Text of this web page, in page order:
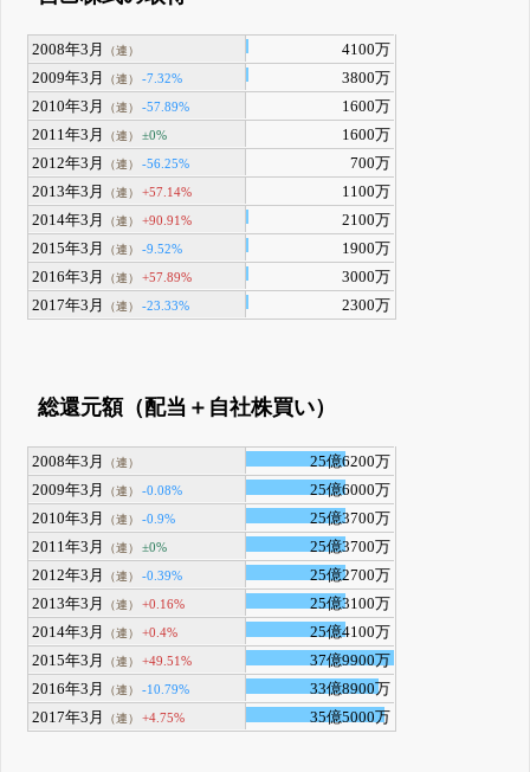
2008年3月 （連）
4100万
2009年3月
（連） -7.32%
3800万
2010年3月
（連） -57.89%
1600万
2011年3月
（連） ±0%
1600万
2012年3月
（連） -56.25%
700万
2013年3月
（連） +57.14%
1100万
2014年3月
（連） +90.91%
2100万
2015年3月
（連） -9.52%
1900万
2016年3月
（連） +57.89%
3000万
2017年3月
（連） -23.33% 2300万
総還元額（配当＋自社株買い）
2008年3月 （連）
25億6200万
2009年3月
（連） -0.08%
25億6000万
2010年3月
（連） -0.9%
25億3700万
2011年3月
（連） ±0%
25億3700万
2012年3月
（連） -0.39%
25億2700万
2013年3月
（連） +0.16%
25億3100万
2014年3月
（連） +0.4%
25億4100万
2015年3月
（連） +49.51%
37億9900万
2016年3月
（連） -10.79%
33億8900万
2017年3月
（連） +4.75% 35億5000万